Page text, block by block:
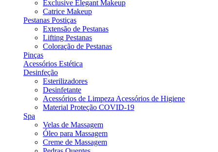
Exclusive Elegant Makeup
Catrice Makeup
Pestanas Postiças
Extensão de Pestanas
Lifting Pestanas
Coloração de Pestanas
Pinças
Acessórios Estética
Desinfeção
Esterilizadores
Desinfetante
Acessórios de Limpeza Acessórios de Higiene
Material Proteção COVID-19
Spa
Velas de Massagem
Óleo para Massagem
Creme de Massagem